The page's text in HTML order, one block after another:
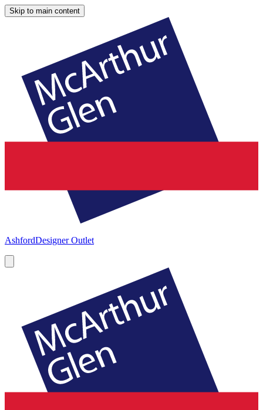
Skip to main content
AshfordDesigner Outlet